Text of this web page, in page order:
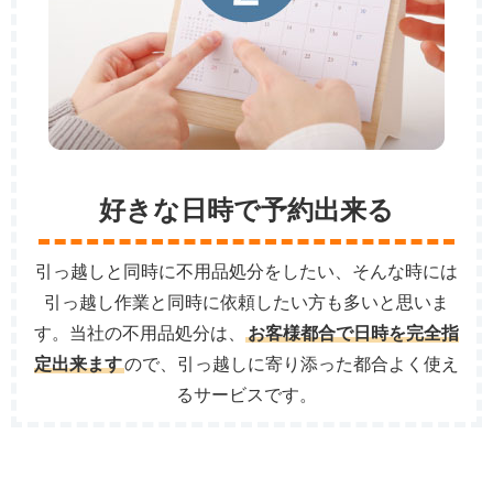
好きな日時で予約出来る
引っ越しと同時に不用品処分をしたい、そんな時には
引っ越し作業と同時に依頼したい方も多いと思いま
す。当社の不用品処分は、
お客様都合で日時を完全指
定出来ますので、引っ越しに寄り添った都合よく使え
るサービスです。